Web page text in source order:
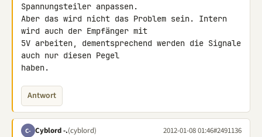
Spannungsteiler anpassen.
Aber das wird nicht das Problem sein. Intern
wird auch der Empfänger mit
5V arbeiten, dementsprechend werden die Signale
auch nur diesen Pegel
haben.
Antwort
C- Cyblord -.(cyblord) 2012-01-08 01:46#2491136